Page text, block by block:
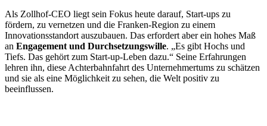
Als Zollhof-CEO liegt sein Fokus heute darauf, Start-ups zu
fördern, zu vernetzen und die Franken-Region zu einem
Innovationsstandort auszubauen. Das erfordert aber ein hohes Maß
an Engagement und Durchsetzungswille. „Es gibt Hochs und
Tiefs. Das gehört zum Start-up-Leben dazu.“ Seine Erfahrungen
lehren ihn, diese Achterbahnfahrt des Unternehmertums zu schätzen
und sie als eine Möglichkeit zu sehen, die Welt positiv zu
beeinflussen.